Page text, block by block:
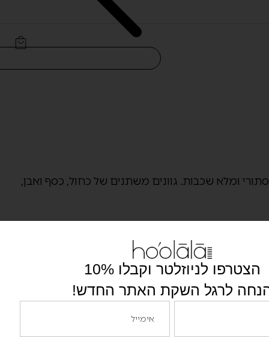
ומלא שכבות. גוונים משתנים של כחול, כסף ואבן,
חריטה של אות לבחירתך – בעברית או באנגלית. נא לציין
הצטרפו לניוזלטר וקבלו 10%
לרגל השקת האתר החדש!